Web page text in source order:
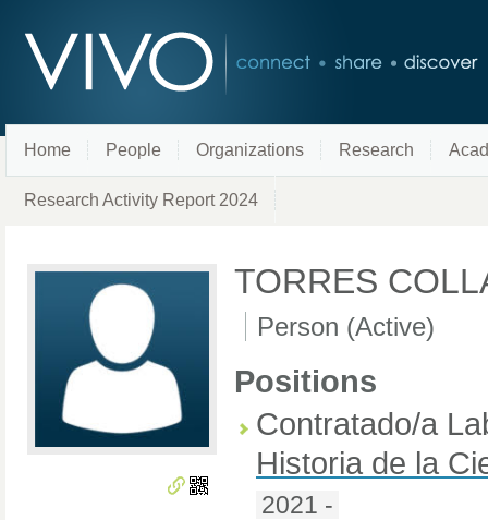
Home People Organizations Research
Research Activity Report 2024
TORRES
Person (Active)
Positions
Contratado/a
Historia de la
2021 -